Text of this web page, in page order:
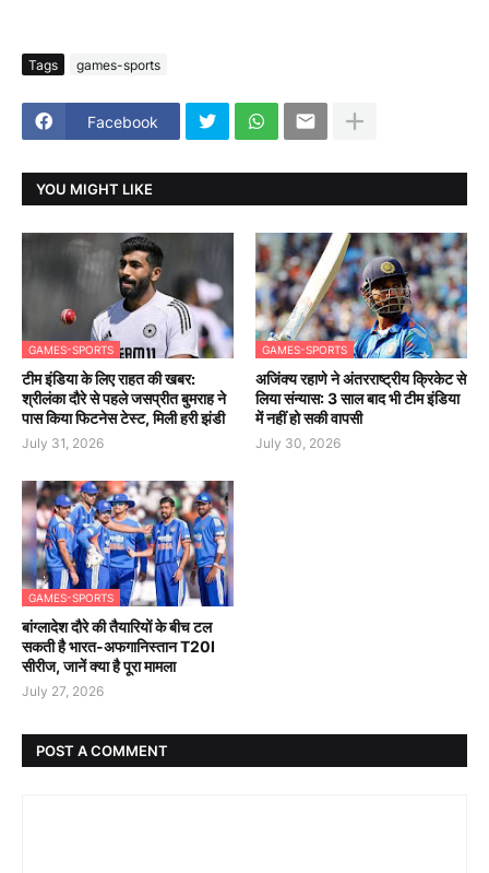
Tags games-sports
Facebook
YOU MIGHT LIKE
GAMES-SPORTS
टीम इंडिया के लिए राहत की खबर:
श्रीलंका दौरे से पहले जसप्रीत बुमराह ने
पास किया फिटनेस टेस्ट, मिली हरी झंडी
July 31, 2026
GAMES-SPORTS
अजिंक्य रहाणे ने अंतरराष्ट्रीय क्रिकेट से
लिया संन्यास: 3 साल बाद भी टीम इंडिया
में नहीं हो सकी वापसी
July 30, 2026
GAMES-SPORTS
बांग्लादेश दौरे की तैयारियों के बीच टल
सकती है भारत-अफगानिस्तान T20I
सीरीज, जानें क्या है पूरा मामला
July 27, 2026
POST A COMMENT